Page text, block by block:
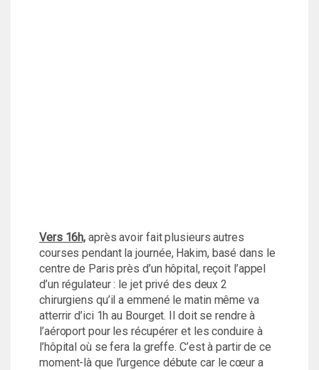
Vers 16h, après avoir fait plusieurs autres
courses pendant la journée, Hakim, basé dans le
centre de Paris près d’un hôpital, reçoit l’appel
d’un régulateur : le jet privé des deux 2
chirurgiens qu’il a emmené le matin même va
atterrir d’ici 1h au Bourget. Il doit se rendre à
l’aéroport pour les récupérer et les conduire à
l’hôpital où se fera la greffe. C’est à partir de ce
moment-là que l’urgence débute car le cœur a